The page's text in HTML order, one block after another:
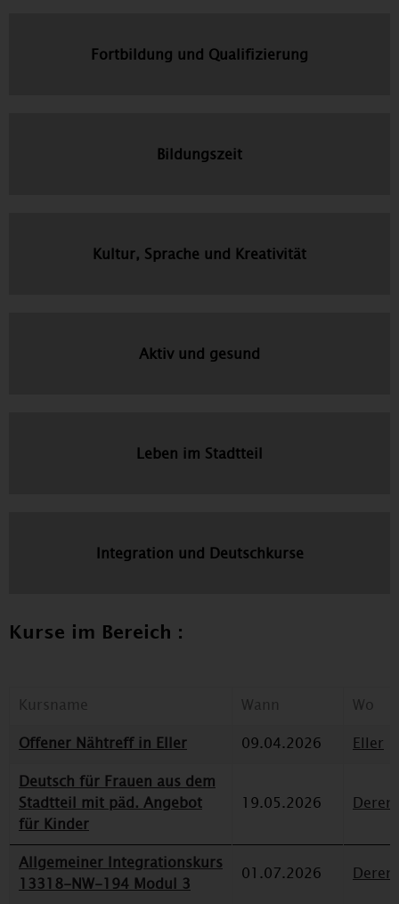
Fortbildung und Qualifizierung
Bildungszeit
Kultur, Sprache und Kreativität
Aktiv und gesund
Leben im Stadtteil
Integration und Deutschkurse
Kurse im Bereich :
Kursname Wann
Wo
Offener Nähtreff in Eller
09.04.2026
Eller
Deutsch für Frauen aus dem
Stadtteil mit päd. Angebot
für Kinder
19.05.2026
Allgemeiner Integrationskurs
13318-NW-194 Modul 3
01.07.2026